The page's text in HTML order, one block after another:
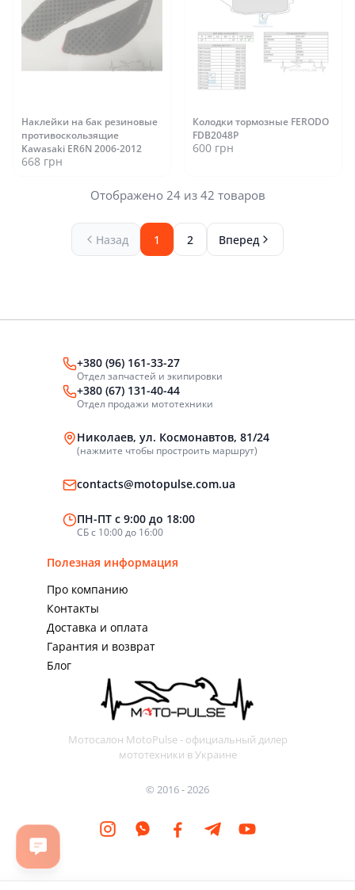
Наклейки на бак резиновые
противоскользящие
Kawasaki ER6N 2006-2012
668 грн
Колодки тормозные FERODO
FDB2048P
600 грн
Отображено 24 из 42 товаров
Назад 1 2 Вперед
Мотосалон MotoPulse - официальный дилер
мототехники в Украине
© 2016 - 2026
Полезная информация
Про компанию
Контакты
Доставка и оплата
Гарантия и возврат
Блог
+380 (96) 161-33-27
Отдел запчастей и экипировки
+380 (67) 131-40-44
Отдел продажи мототехники
Николаев, ул. Космонавтов, 81/24
(нажмите чтобы простроить маршрут)
contacts@motopulse.com.ua
ПН-ПТ с 9:00 до 18:00
СБ с 10:00 до 16:00